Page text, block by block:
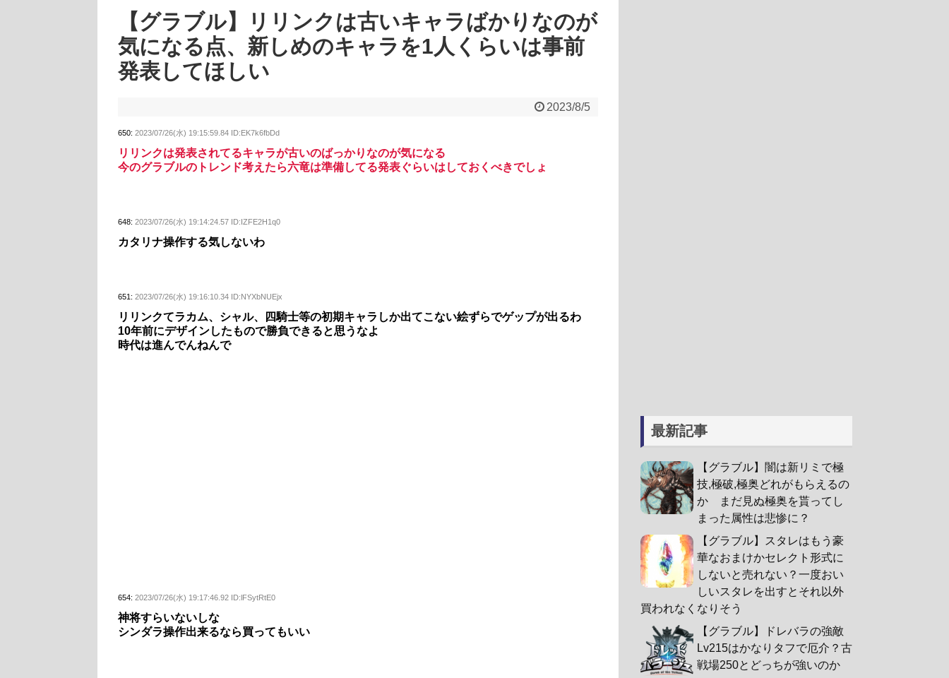
【グラブル】リリンクは古いキャラばかりなのが
気になる点、新しめのキャラを1人くらいは事前
発表してほしい
2023/8/5
650: 2023/07/26(水) 19:15:59.84 ID:EK7k6fbDd
リリンクは発表されてるキャラが古いのばっかりなのが気になる
今のグラブルのトレンド考えたら六竜は準備してる発表ぐらいはしておくべきでしょ
648: 2023/07/26(水) 19:14:24.57 ID:IZFE2H1q0
カタリナ操作する気しないわ
651: 2023/07/26(水) 19:16:10.34 ID:NYXbNUEjx
リリンクてラカム、シャル、四騎士等の初期キャラしか出てこない絵ずらでゲップが出るわ
10年前にデザインしたもので勝負できると思うなよ
時代は進んでんねんで
654: 2023/07/26(水) 19:17:46.92 ID:lFSytRtE0
神将すらいないしな
シンダラ操作出来るなら買ってもいい
最新記事
【グラブル】闇は新リミで極
技,極破,極奥どれがもらえるの
か まだ見ぬ極奥を貰ってし
まった属性は悲惨に？
【グラブル】スタレはもう豪
華なおまけかセレクト形式に
しないと売れない？一度おい
しいスタレを出すとそれ以外
買われなくなりそう
【グラブル】ドレバラの強敵
Lv215はかなりタフで厄介？古
戦場250とどっちが強いのか